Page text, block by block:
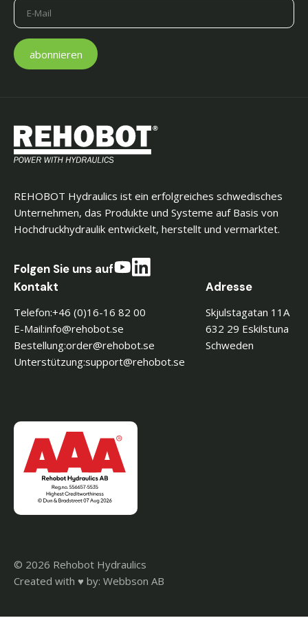
REHOBOT Hydraulics ist ein erfolgreiches schwedisches
Unternehmen, das Produkte und Systeme auf Basis von
Hochdruckhydraulik entwickelt, herstellt und vermarktet.
Folgen Sie uns auf
Kontakt
Telefon:+46 (0)16-16 82 00
E-Mail:es.toboher@ofni
Bestellung:es.toboher@redro
Unterstützung:es.toboher@troppus
Adresse
Skjulstagatan 11A
632 29 Eskilstuna
Schweden
© 2026 Rehobot Hydraulics
Created with ♥ by: Webbson AB